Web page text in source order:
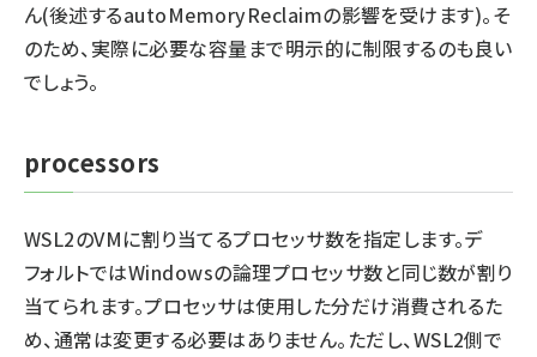
ん(後述するautoMemoryReclaimの影響を受けます)。そ
のため、実際に必要な容量まで明示的に制限するのも良い
でしょう。
processors
WSL2のVMに割り当てるプロセッサ数を指定します。デ
フォルトではWindowsの論理プロセッサ数と同じ数が割り
当てられます。プロセッサは使用した分だけ消費されるた
め、通常は変更する必要はありません。ただし、WSL2側で